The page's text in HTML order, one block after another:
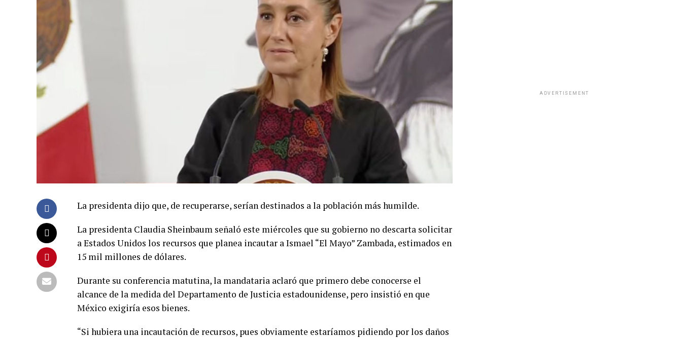
La presidenta dijo que, de recuperarse, serían destinados a la población más humilde.
La presidenta Claudia Sheinbaum señaló este miércoles que su gobierno no descarta solicitar
a Estados Unidos los recursos que planea incautar a Ismael “El Mayo” Zambada, estimados en
15 mil millones de dólares.
Durante su conferencia matutina, la mandataria aclaró que primero debe conocerse el
alcance de la medida del Departamento de Justicia estadounidense, pero insistió en que
México exigiría esos bienes.
“Si hubiera una incautación de recursos, pues obviamente estaríamos pidiendo por los daños
ADVERTISEMENT